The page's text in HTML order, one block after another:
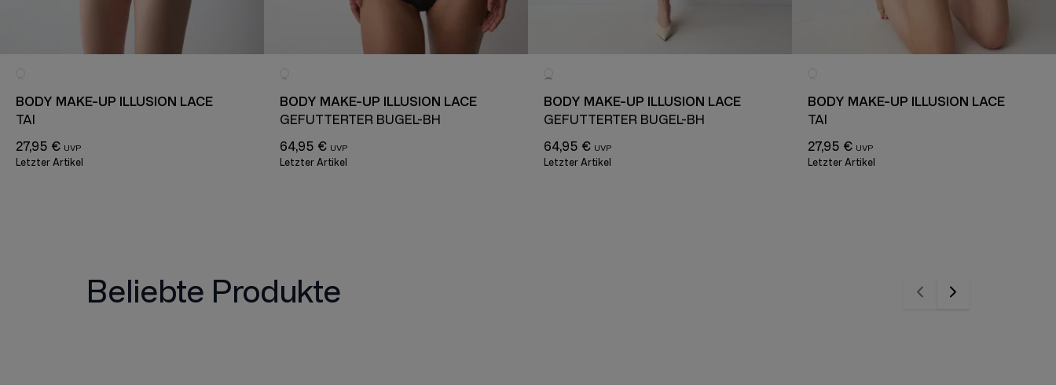
BODY MAKE-UP ILLUSION LACE
TAI
27,95 €
Letzter Artikel
BODY MAKE-UP ILLUSION LACE
GEFÜTTERTER BÜGEL-BH
64,95 €
Letzter Artikel
BODY MAKE-UP ILLUSION LACE
GEFÜTTERTER BÜGEL-BH
64,95 €
Letzter Artikel
BODY MAKE-UP ILLUSION LACE
TAI
27,95 €
Letzter Artikel
Beliebte Produkte